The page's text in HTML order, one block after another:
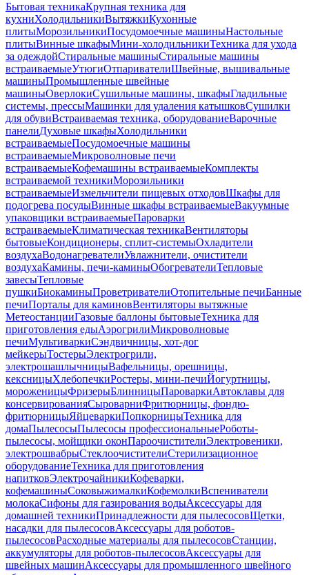
Бытовая техникаКрупная техника для
кухниХолодильникиВытяжкиКухонные
плитыМорозильникиПосудомоечные машиныНастольные
плитыВинные шкафыМини-холодильникиТехника для ухода
за одеждойСтиральные машиныСтиральные машины
встраиваемыеУтюгиОтпаривателиШвейные, вышивальные
машиныПромышленные швейные
машиныОверлокиСушильные машины, шкафыГладильные
системы, прессыМашинки для удаления катышковСушилки
для обувиВстраиваемая техника, оборудованиеВарочные
панелиДуховые шкафыХолодильники
встраиваемыеПосудомоечные машины
встраиваемыеМикроволновые печи
встраиваемыеКофемашины встраиваемыеКомплекты
встраиваемой техникиМорозильники
встраиваемыеИзмельчители пищевых отходовШкафы для
подогрева посудыВинные шкафы встраиваемыеВакуумные
упаковщики встраиваемыеПароварки
встраиваемыеКлиматическая техникаВентиляторы
бытовыеКондиционеры, сплит-системыОхладители
воздухаВодонагревателиУвлажнители, очистители
воздухаКамины, печи-каминыОбогревателиТепловые
завесыТепловые
пушкиБиокаминыПроветривателиОтопительные печиБанные
печиПорталы для каминовВентиляторы вытяжные
МетеостанцииГазовые баллоны бытовыеТехника для
приготовления едыАэрогрилиМикроволновые
печиМультиваркиСэндвичницы, хот-дог
мейкерыТостерыЭлектрогрили,
электрошашлычницыВафельницы, орешницы,
кексницыХлебопечкиРостеры, мини-печиЙогуртницы,
мороженицыФризерыБлинницыПароваркиАвтоклавы для
консервированияСыроварниФритюрницы, фондю-
фритюрницыЯйцеваркиПопкорницыТехника для
домаПылесосыПылесосы профессиональныеРоботы-
пылесосы, мойщики оконПароочистителиЭлектровеники,
электрошвабрыСтеклоочистителиСтерилизационное
оборудованиеТехника для приготовления
напитковЭлектрочайникиКофеварки,
кофемашиныСоковыжималкиКофемолкиВспениватели
молокаСифоны для газирования водыАксессуары для
домашней техникиПринадлежности для пылесосовЩетки,
насадки для пылесосовАксессуары для роботов-
пылесосовРасходные материалы для пылесосовСтанции,
аккумуляторы для роботов-пылесосовАксессуары для
швейных машинАксессуары для промышленного швейного